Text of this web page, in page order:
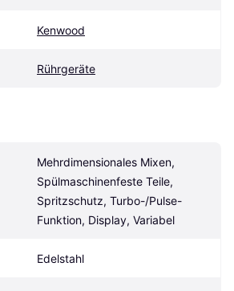
Kenwood
Rührgeräte
Mehrdimensionales Mixen,
Spülmaschinenfeste Teile,
Spritzschutz, Turbo-/Pulse-
Funktion, Display, Variabel
Edelstahl